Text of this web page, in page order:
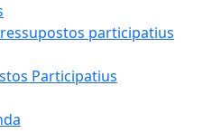
participatius
Participatius